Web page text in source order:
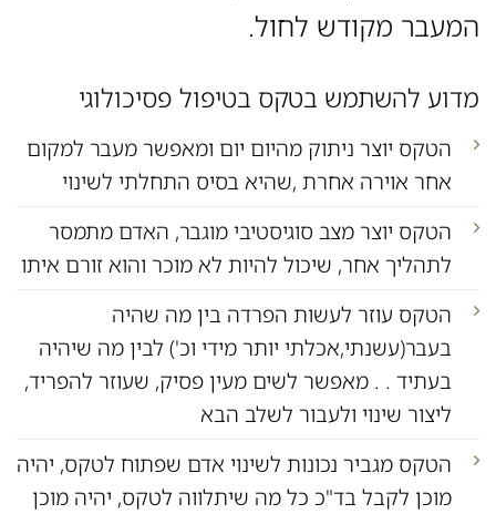
המעבר מקודש לחול.
מדוע להשתמש בטקס בטיפול פסיכולוגי
הטקס יוצר ניתוק מהיום יום ומאפשר מעבר למקום
אחר אוירה אחרת ,שהיא בסיס התחלתי לשינוי
הטקס יוצר מצב סוגיסטיבי מוגבר, האדם מתמסר
לתהליך אחר, שיכול להיות לא מוכר והוא זורם איתו
הטקס עוזר לעשות הפרדה בין מה שהיה
בעבר(עשנתי,אכלתי יותר מידי וכ') לבין מה שיהיה
בעתיד . . מאפשר לשים מעין פסיק, שעוזר להפריד,
ליצור שינוי ולעבור לשלב הבא
הטקס מגביר נכונות לשינוי אדם שפתוח לטקס, יהיה
מוכן לקבל בד"כ כל מה שיתלווה לטקס, יהיה מוכן